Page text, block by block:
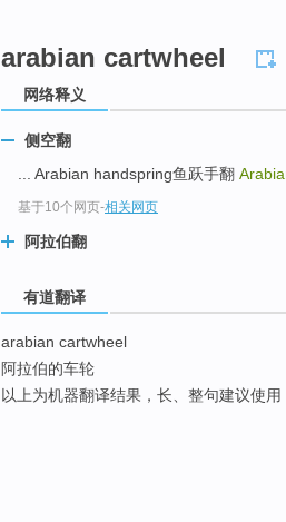
arabian cartwheel
网络释义
侧空翻
... Arabian handspring鱼跃手翻
基于10个网页-相关网页
阿拉伯翻
有道翻译
arabian cartwheel
阿拉伯的车轮
以上为机器翻译结果，长、整句建议使用